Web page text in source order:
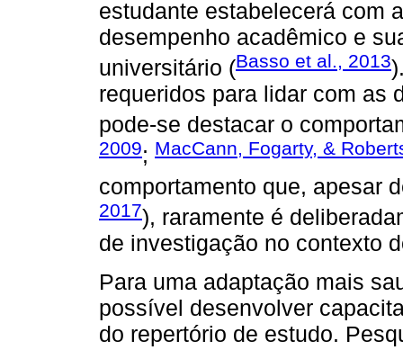
estudante estabelecerá com
desempenho acadêmico e
universitário (Basso et al., 2013
requeridos para lidar com as
pode-se destacar o
2009; MacCann, Fogarty, &
comportamento que, apesar
2017), raramente é
de investigação no contexto
Para uma adaptação mais
possível desenvolver
do repertório de estudo.